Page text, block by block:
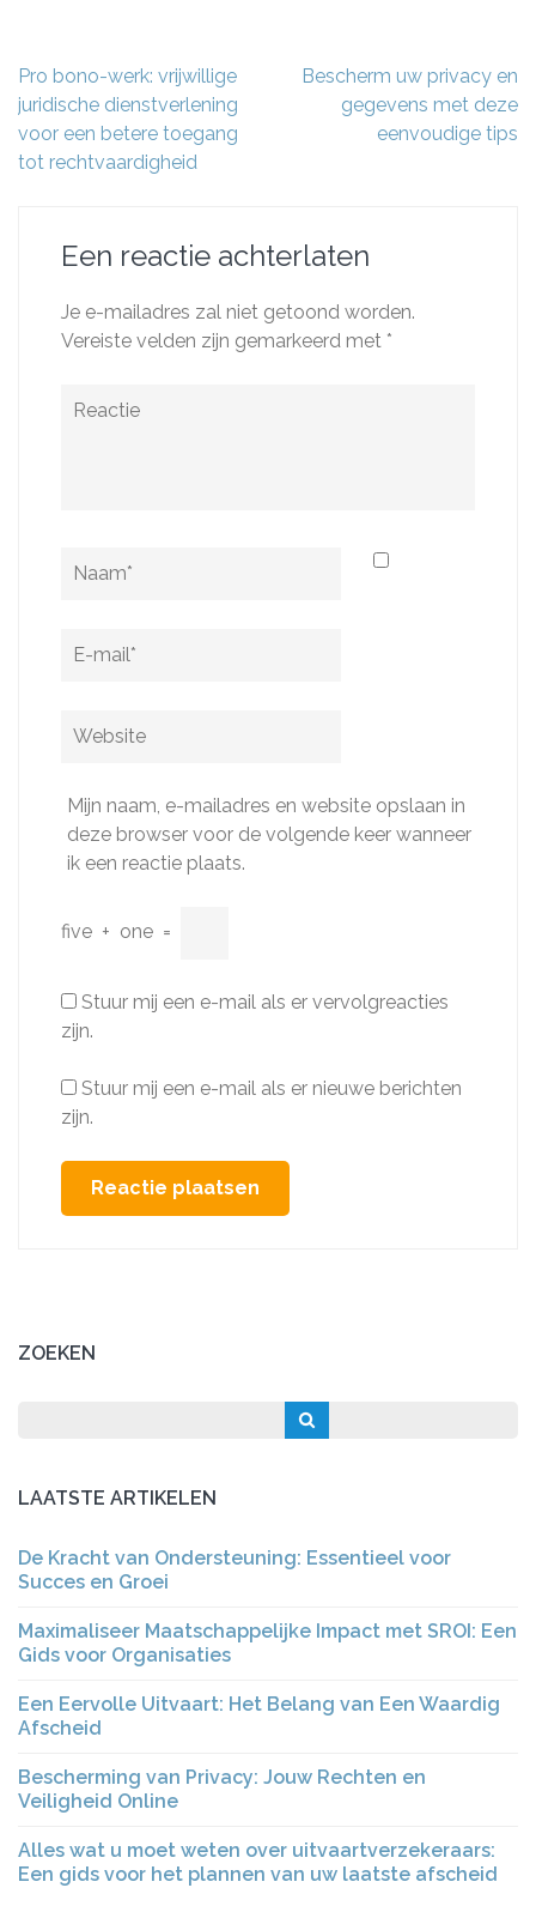
Berichtnavigatie
Pro bono-werk: vrijwillige
juridische dienstverlening
voor een betere toegang
tot rechtvaardigheid
Bescherm uw privacy en
gegevens met deze
eenvoudige tips
Een reactie achterlaten
Je e-mailadres zal niet getoond worden.
Vereiste velden zijn gemarkeerd met *
Reactie
Naam
E-
Website
Mijn naam, e-mailadres en website opslaan in
deze browser voor de volgende keer wanneer
ik een reactie plaats.
five + one =
Stuur mij een e-mail als er vervolgreacties
zijn.
Stuur mij een e-mail als er nieuwe berichten
zijn.
ZOEKEN
LAATSTE ARTIKELEN
De Kracht van Ondersteuning: Essentieel voor
Succes en Groei
Maximaliseer Maatschappelijke Impact met SROI: Een
Gids voor Organisaties
Een Eervolle Uitvaart: Het Belang van Een Waardig
Afscheid
Bescherming van Privacy: Jouw Rechten en
Veiligheid Online
Alles wat u moet weten over uitvaartverzekeraars:
Een gids voor het plannen van uw laatste afscheid